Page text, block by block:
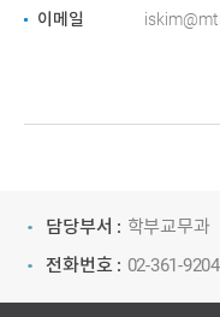
이메일
담당부서 : 학부교무과
전화번호 : 02-361-9204